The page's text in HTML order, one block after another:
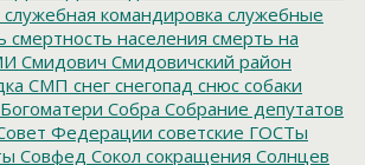
служебная командировка служебные
смертность населения смерть на
Смидович Смидовичский район
СМП снег снегопад снюс собаки
Собра Собрание депутатов
Федерации советские ГОСТы
Совфед Сокол сокращения Солнцев